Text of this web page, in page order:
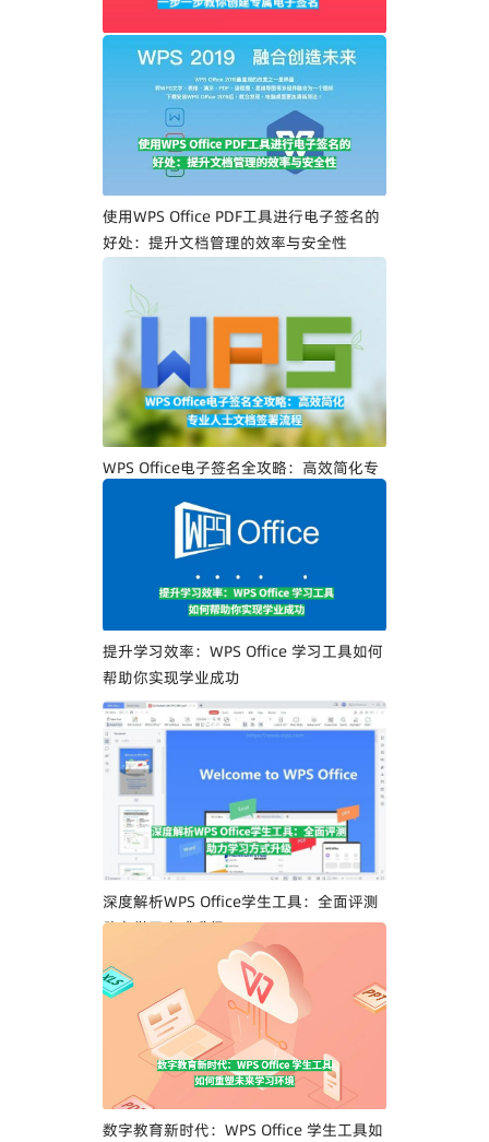
WPS Office PDF电子签名入门指南：一步
一步教你创建专属电子签名
使用WPS Office PDF工具进行电子签名的
好处：提升文档管理的效率与安全性
WPS Office电子签名全攻略：高效简化专
提升学习效率：WPS Office 学习工具如何
帮助你实现学业成功
深度解析WPS Office学生工具：全面评测
助力学习方式升级
数字教育新时代：WPS Office 学生工具如